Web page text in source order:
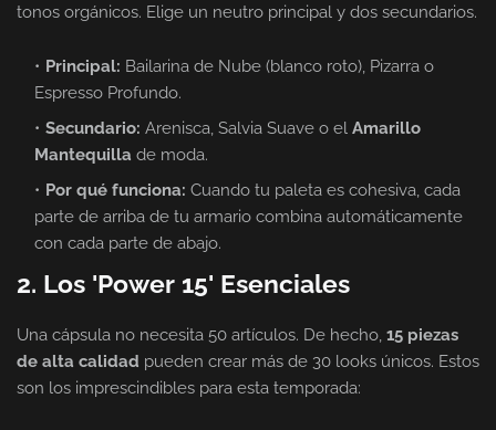
tonos orgánicos. Elige un neutro principal y dos secundarios.
Principal: Bailarina de Nube (blanco roto), Pizarra o
Espresso Profundo.
Secundario: Arenisca, Salvia Suave o el Amarillo
Mantequilla de moda.
Por qué funciona: Cuando tu paleta es cohesiva, cada
parte de arriba de tu armario combina automáticamente
con cada parte de abajo.
2. Los 'Power 15' Esenciales
Una cápsula no necesita 50 artículos. De hecho, 15 piezas
de alta calidad pueden crear más de 30 looks únicos. Estos
son los imprescindibles para esta temporada: